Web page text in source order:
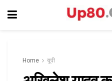
Home यूपी